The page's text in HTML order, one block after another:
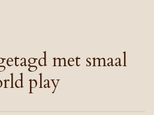
met smaal
play